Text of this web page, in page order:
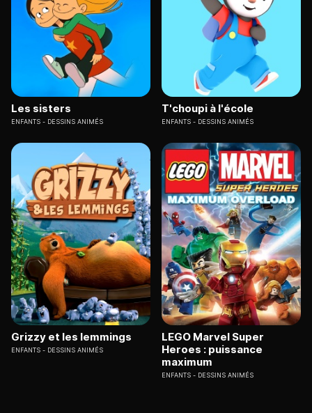
Les sisters
ENFANTS DESSINS ANIMÉS
T'choupi à l'école
ENFANTS DESSINS ANIMÉS
Grizzy et les lemmings
ENFANTS DESSINS ANIMÉS
LEGO Marvel Super
Heroes : puissance
maximum
ENFANTS DESSINS ANIMÉS